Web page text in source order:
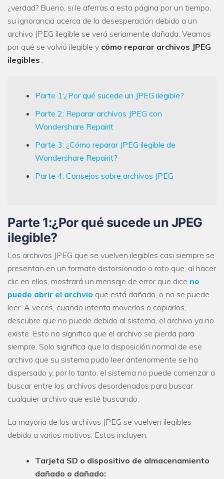
¿verdad? Bueno, si le aferras a esta página por un tiempo,
su ignorancia acerca de la desesperación debido a un
archivo JPEG ilegible se verá seriamente dañada. Veamos
por qué se volvió ilegible y cómo reparar archivos JPEG
ilegibles .
Parte 1:¿Por qué sucede un JPEG ilegible?
Parte 2: Reparar archivos JPEG con
Wondershare Repairit
Parte 3: ¿Cómo reparar JPEG ilegible de
Wondershare Repairit?
Parte 4: Consejos sobre archivos JPEG
Parte 1:¿Por qué sucede un JPEG
ilegible?
Los archivos JPEG que se vuelven ilegibles casi siempre se
presentan en un formato distorsionado o roto que, al hacer
clic en ellos, mostrará un mensaje de error que dice no
puede abrir el archvio que está dañado, o no se puede
leer. A veces, cuando intenta moverlos o copiarlos,
descubre que no puede debido al sistema, el archivo ya no
existe. Esto no significa que el archivo se pierda para
siempre. Solo significa que la disposición normal de ese
archivo que su sistema pudo leer anteriormente se ha
dispersado y, por lo tanto, el sistema no puede comenzar a
buscar entre los archivos desordenados para buscar
cualquier archivo que esté buscando.
La mayoría de los archivos JPEG se vuelven ilegibles
debido a varios motivos: Estos incluyen:
Tarjeta SD o dispositivo de almacenamiento
dañado o dañado: